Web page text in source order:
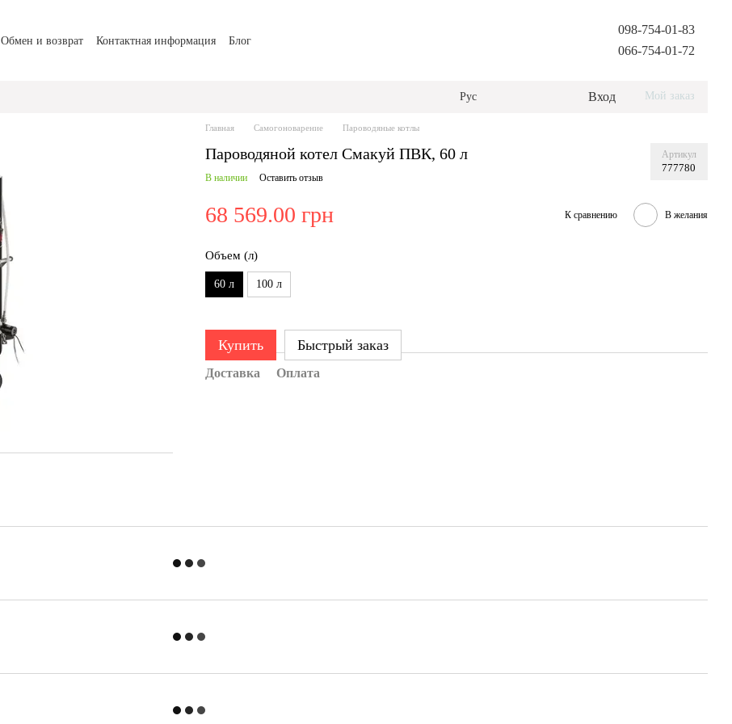
Обмен и возврат Контактная информация Блог
098-754-01-83
066-754-01-72
Рус Вход Мой заказ
Главная Самогоноварение Пароводяные котлы
Пароводяной котел Смакуй ПВК, 60 л Артикул
777780
В наличии Оставить отзыв
68 569.00 грн К сравнению В желания
Объем (л)
60 л 100 л
Купить Быстрый заказ
Доставка Оплата